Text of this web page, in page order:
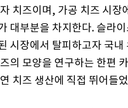
치즈이며, 가공 치즈 시장
대부분을 차지한다. 슬라
시장에서 탈피하고자 국
의 모양을 연구하는 한편
치즈 생산에 직접 뛰어들